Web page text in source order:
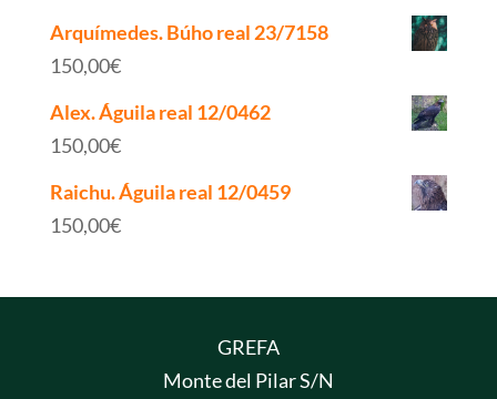
Arquímedes. Búho real 23/7158
150,00€
Alex. Águila real 12/0462
150,00€
Raichu. Águila real 12/0459
150,00€
GREFA
Monte del Pilar S/N